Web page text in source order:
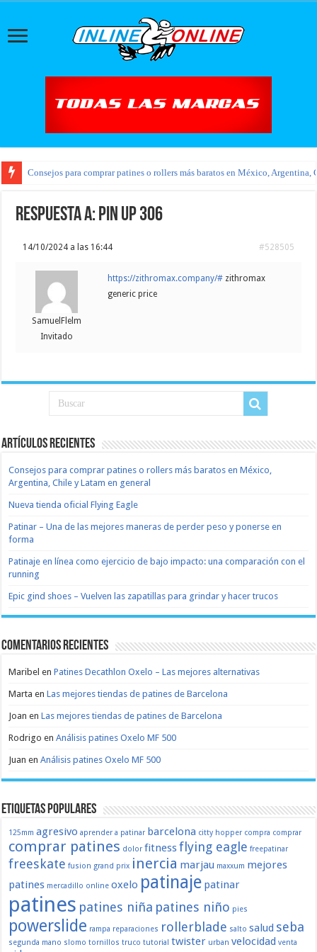
Consejos para comprar patines o rollers más baratos en México, Argentina,
Respuesta a: pin up 306
14/10/2024 a las 16:44 #528505
SamuelFlelm
Invitado
https://zithromax.company/# zithromax
generic price
Artículos recientes
Consejos para comprar patines o rollers más baratos en México,
Argentina, Chile y Latam en general
Nueva tienda oficial Flying Eagle
Patinar – Una de las mejores maneras de perder peso y ponerse en
forma
Patinaje en línea como ejercicio de bajo impacto: una comparación con el
running
Epic gind shoes – Vuelven las zapatillas para grindar y hacer trucos
Comentarios recientes
Maribel enPatines Decathlon Oxelo – Las mejores alternativas
Marta enLas mejores tiendas de patines de Barcelona
Joan enLas mejores tiendas de patines de Barcelona
Rodrigo enAnálisis patines Oxelo MF 500
Juan enAnálisis patines Oxelo MF 500
Etiquetas populares
125mm agresivo aprender a patinar barcelona citty hopper compra comprar
comprar patines dolor fitnessflying eagle freepatinar
freeskate fusion grand prix inercia marjau maxxum mejores
patines mercadillo online oxelo patinaje patinar
patines patines niña patines niño pies
powerslide rampa reparaciones rollerblade salto salud seba
segunda mano slomo tornillos truco tutorial twister urban velocidad venta